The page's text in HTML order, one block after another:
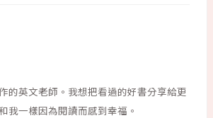
的英文老師。我想把看過的好書分享給更
我一樣因為閱讀而感到幸福。